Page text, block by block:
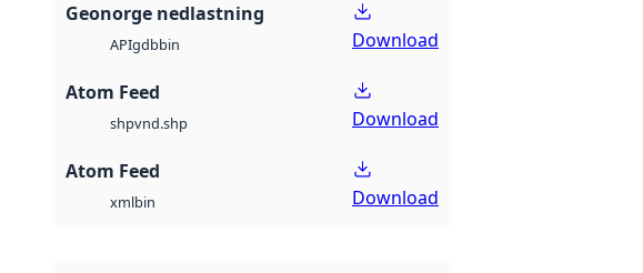
Geonorge nedlastning
APIgdbbin Download
Atom Feed
shpvnd.shp Download
Atom Feed
xmlbin Download